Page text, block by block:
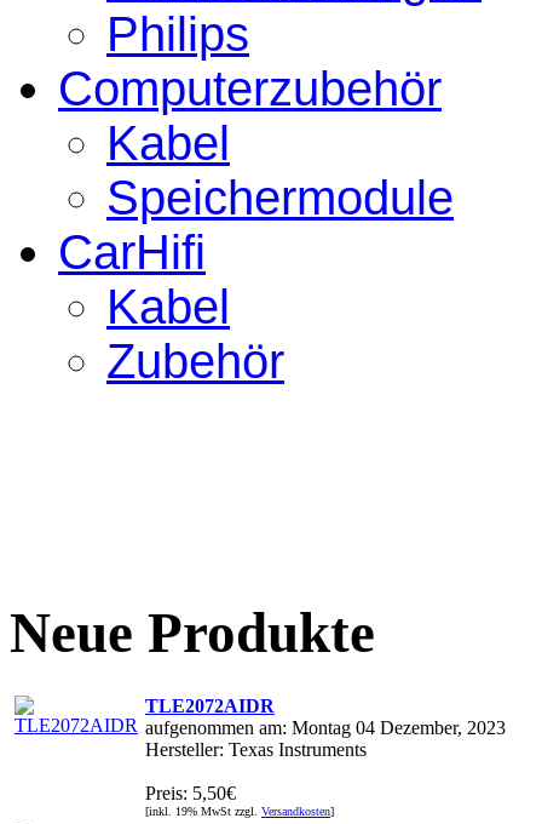
Philips
Computerzubehör
Kabel
Speichermodule
CarHifi
Kabel
Zubehör
Neue Produkte
TLE2072AIDR
aufgenommen am: Montag 04 Dezember, 2023
Hersteller: Texas Instruments
Preis: 5,50€
[inkl. 19% MwSt zzgl. Versandkosten]